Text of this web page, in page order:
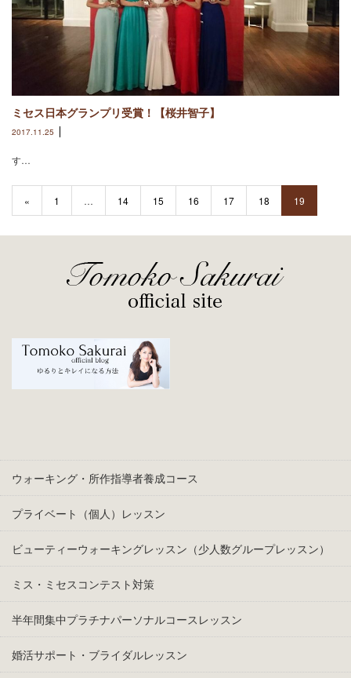
ミセス日本グランプリ受賞！【桜井智子】
2017.11.25
す…
« 1 … 14 15 16 17 18 19
ウォーキング・所作指導者養成コース
プライベート（個人）レッスン
ビューティーウォーキングレッスン（少人数グループレッスン）
ミス・ミセスコンテスト対策
半年間集中プラチナパーソナルコースレッスン
婚活サポート・ブライダルレッスン